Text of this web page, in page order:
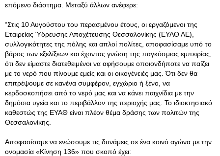
επόμενο διάστημα. Μεταξύ άλλων ανέφερε:
“Στις 10 Αυγούστου του περασμένου έτους, οι εργαζόμενοι της
Εταιρείας Ύδρευσης Αποχέτευσης Θεσσαλονίκης (ΕΥΑΘ ΑΕ),
συλλογικότητες της πόλης και απλοί πολίτες, αποφασίσαμε υπό το
βάρος των εξελίξεων και έχοντας γνώση της παγκόσμιας εμπειρίας,
ότι δεν είμαστε διατεθειμένοι να αφήσουμε οποιονδήποτε να παίζει
με το νερό που πίνουμε εμείς και οι οικογένειές μας. Ότι δεν θα
επιτρέψουμε σε κανένα συμφέρον, εγχώριο ή ξένο, να
κερδοσκοπήσει από το νερό μας και να κάνει παιχνίδια με την
δημόσια υγεία και το περιβάλλον της περιοχής μας. Το ιδιοκτησιακό
καθεστώς της ΕΥΑΘ είναι πλέον θέμα δράσης των πολιτών της
Θεσσαλονίκης.
Αποφασίσαμε να ενώσουμε τις δυνάμεις σε ένα κοινό αγώνα με την
ονομασία «Κίνηση 136» που σκοπό έχει: